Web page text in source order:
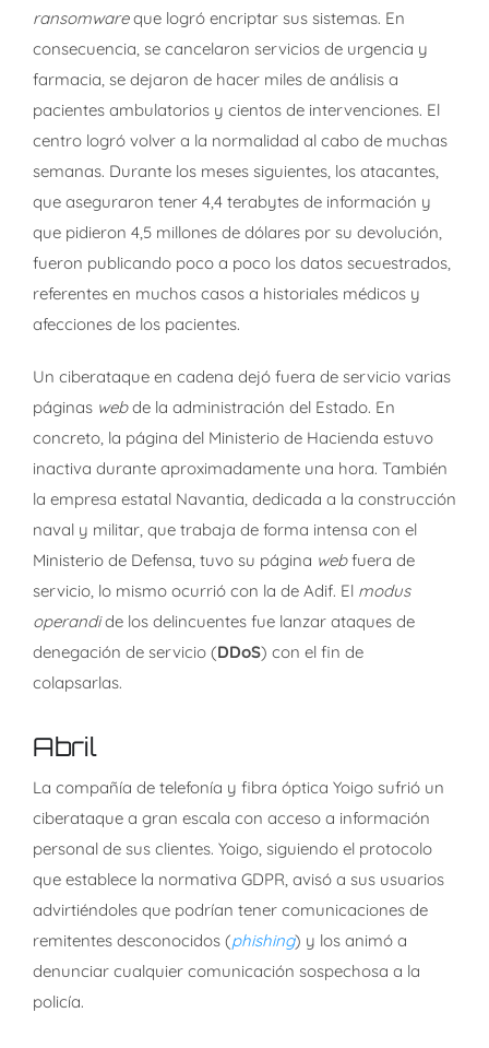
ransomwareque logró encriptar sus sistemas. En
consecuencia, se cancelaron servicios de urgencia y
farmacia, se dejaron de hacer miles de análisis a
pacientes ambulatorios y cientos de intervenciones. El
centro logró volver a la normalidad al cabo de muchas
semanas. Durante los meses siguientes, los atacantes,
que aseguraron tener 4,4 terabytes de información y
que pidieron 4,5 millones de dólares por su devolución,
fueron publicando poco a poco los datos secuestrados,
referentes en muchos casos a historiales médicos y
afecciones de los pacientes.
Un ciberataque en cadena dejó fuera de servicio varias
páginas webde la administración del Estado. En
concreto, la página del Ministerio de Hacienda estuvo
inactiva durante aproximadamente una hora. También
la empresa estatal Navantia, dedicada a la construcción
naval y militar, que trabaja de forma intensa con el
Ministerio de Defensa, tuvo su página webfuera de
servicio, lo mismo ocurrió con la de Adif. El modus
operandide los delincuentes fue lanzar ataques de
denegación de servicio (DDoS) con el fin de
colapsarlas.
Abril
La compañía de telefonía y fibra óptica Yoigo sufrió un
ciberataque a gran escala con acceso a información
personal de sus clientes. Yoigo, siguiendo el protocolo
que establece la normativa GDPR, avisó a sus usuarios
advirtiéndoles que podrían tener comunicaciones de
remitentes desconocidos (phishing) y los animó a
denunciar cualquier comunicación sospechosa a la
policía.